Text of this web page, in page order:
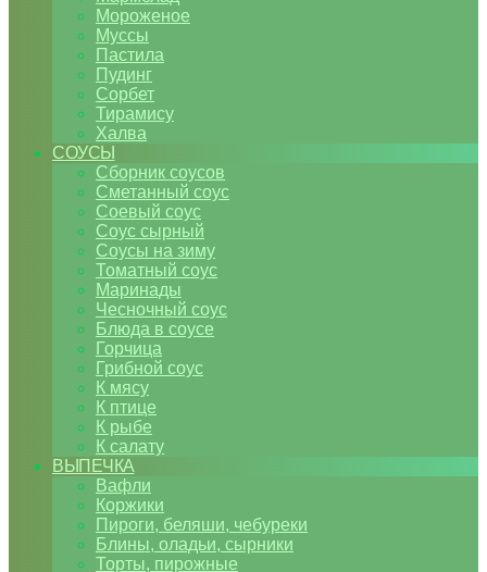
Мороженое
Муссы
Пастила
Пудинг
Сорбет
Тирамису
Халва
СОУСЫ
Сборник соусов
Сметанный соус
Соевый соус
Соус сырный
Соусы на зиму
Томатный соус
Маринады
Чесночный соус
Блюда в соусе
Горчица
Грибной соус
К мясу
К птице
К рыбе
К салату
ВЫПЕЧКА
Вафли
Коржики
Пироги, беляши, чебуреки
Блины, оладьи, сырники
Торты, пирожные